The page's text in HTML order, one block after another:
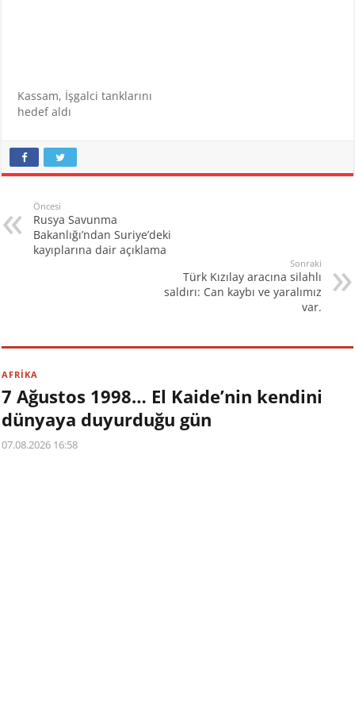
Kassam, İşgalci tanklarını
hedef aldı
Öncesi
Rusya Savunma
Bakanlığı’ndan Suriye’deki
kayıplarına dair açıklama
Sonraki
Türk Kızılay aracına silahlı
saldırı: Can kaybı ve yaralımız
var.
AFRİKA
7 Ağustos 1998… El Kaide’nin kendini
dünyaya duyurduğu gün
07.08.2026 16:58